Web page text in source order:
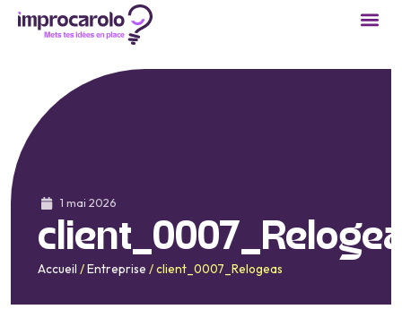
1 mai 2026
Accueil /Entreprise /client_0007_Relogeas